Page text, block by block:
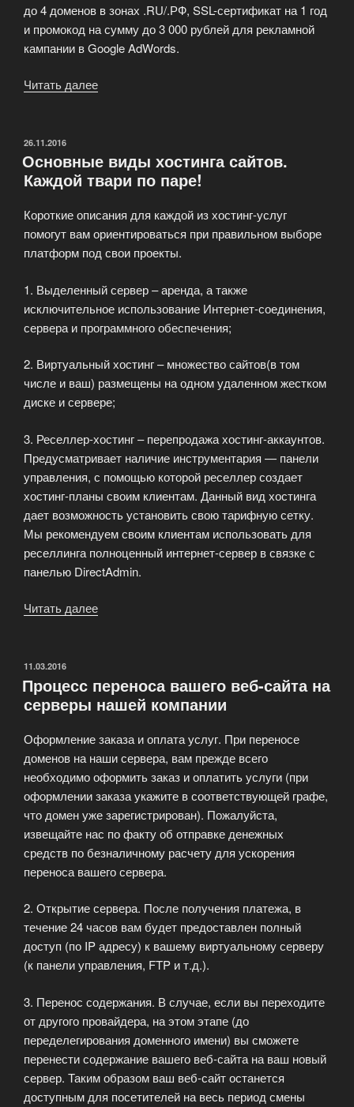
до 4 доменов в зонах .RU/.РФ, SSL-сертификат на 1 год
и промокод на сумму до 3 000 рублей для рекламной
кампании в Google AdWords.
Читать далее
до
100%»
ОПУБЛИКОВАНО
26.11.2016
Основные виды хостинга сайтов.
Каждой твари по паре!
Короткие описания для каждой из хостинг-услуг
помогут вам ориентироваться при правильном выборе
платформ под свои проекты.
1. Выделенный сервер – аренда, а также
исключительное использование Интернет-соединения,
сервера и программного обеспечения;
2. Виртуальный хостинг – множество сайтов(в том
числе и ваш) размещены на одном удаленном жестком
диске и сервере;
3. Реселлер-хостинг – перепродажа хостинг-аккаунтов.
Предусматривает наличие инструментария — панели
управления, с помощью которой реселлер создает
хостинг-планы своим клиентам. Данный вид хостинга
дает возможность установить свою тарифную сетку.
Мы рекомендуем своим клиентам использовать для
реселлинга полноценный интернет-сервер в связке с
панелью DirectAdmin.
Читать далее
Каждой
твари
паре!»
ОПУБЛИКОВАНО
11.03.2016
Процесс переноса вашего веб-сайта на
серверы нашей компании
Оформление заказа и оплата услуг. При переносе
доменов на наши сервера, вам прежде всего
необходимо оформить заказ и оплатить услуги (при
оформлении заказа укажите в соответствующей графе,
что домен уже зарегистрирован). Пожалуйста,
извещайте нас по факту об отправке денежных
средств по безналичному расчету для ускорения
переноса вашего сервера.
2. Открытие сервера. После получения платежа, в
течение 24 часов вам будет предоставлен полный
доступ (по IP адресу) к вашему виртуальному серверу
(к панели управления, FTP и т.д.).
3. Перенос содержания. В случае, если вы переходите
от другого провайдера, на этом этапе (до
переделегирования доменного имени) вы сможете
перенести содержание вашего веб-сайта на ваш новый
сервер. Таким образом ваш веб-сайт останется
доступным для посетителей на весь период смены